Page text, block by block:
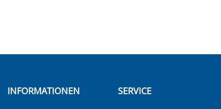
INFORMATIONEN SERVICE